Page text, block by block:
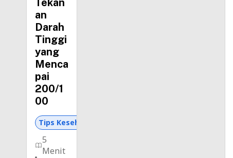
Tekan
an
Darah
Tinggi
yang
Menca
pai
200/1
00
Tips Kesehatan dan Asuransi
5
Menit